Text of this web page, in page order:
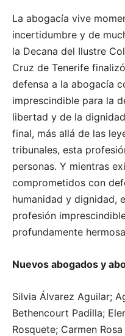
La abogacía vive
incertidumbre y de
la Decana del Ilustre
Cruz de Tenerife
defensa a la abogacía
imprescindible para la
libertad y de la
final, más allá de las
tribunales, esta
personas. Y mientras
comprometidos con
humanidad y dignidad,
profesión
profundamente
Nuevos abogados y
Silvia Álvarez Aguilar;
Bethencourt Padilla;
Rosquete; Carmen